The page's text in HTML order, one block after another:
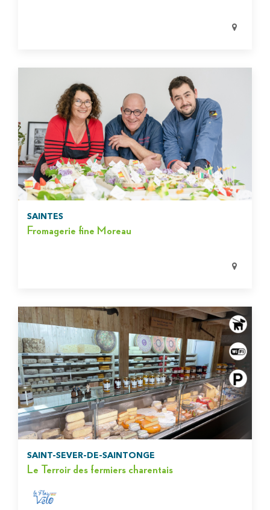
SAINTES
Fromagerie fine Moreau
SAINT-SEVER-DE-SAINTONGE
Le Terroir des fermiers charentais